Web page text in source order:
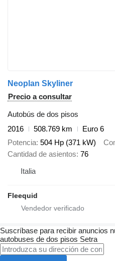
Neoplan Skyliner
Precio a consultar
Autobús de dos pisos
2016
508.769 km
Euro 6
Potencia 504 Hp (371 kW)
Cantidad de asientos 76
Italia
Fleequid
Suscríbase para recibir anuncios
autobuses de dos pisos Setra